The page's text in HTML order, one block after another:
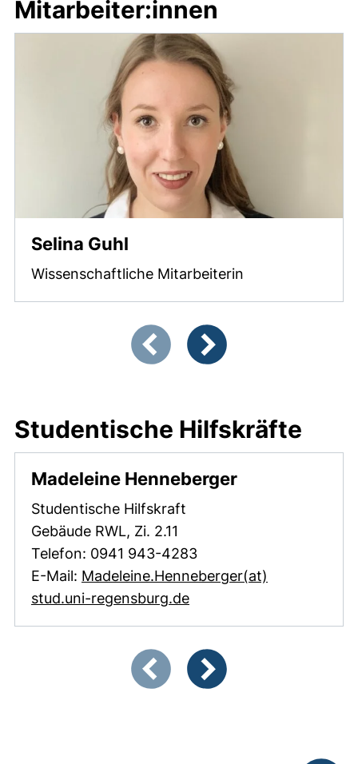
Mitarbeiter:innen
Selina Guhl
Wissenschaftliche Mitarbeiterin
Zeigt Folie 1 von 2
Studentische Hilfskräfte
Madeleine Henneberger
Studentische Hilfskraft
Gebäude RWL, Zi. 2.11
Telefon: 0941 943-4283
E-Mail: Madeleine.Henneberger​(at)​
stud.uni-regensburg.de(öffnet Ihr E-Mail-
Zeigt Folie 1 von 2